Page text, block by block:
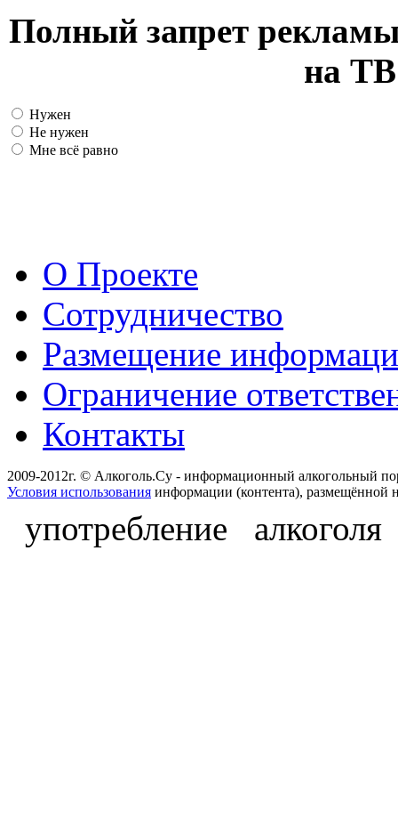
Полный запрет
на ТВ
Нужен
Не нужен
Мне всё равно
О Проекте
Сотрудничество
Размещение
Ограничение
Контакты
2009-2012г. © Алкоголь.Су - информационный алкогольный
Условия использования информации (контента), размещённой
употребление